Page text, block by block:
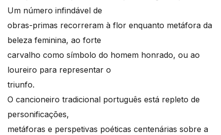
Um número infindável de
obras-primas recorreram à flor enquanto metáfora da
beleza feminina, ao forte
carvalho como símbolo do homem honrado, ou ao
loureiro para representar o
triunfo.
O cancioneiro tradicional português está repleto de
personificações,
metáforas e perspetivas poéticas centenárias sobre a